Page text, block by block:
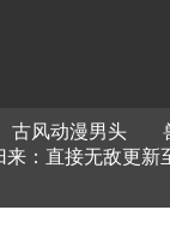
古风动漫男头
来：直接无敌更新